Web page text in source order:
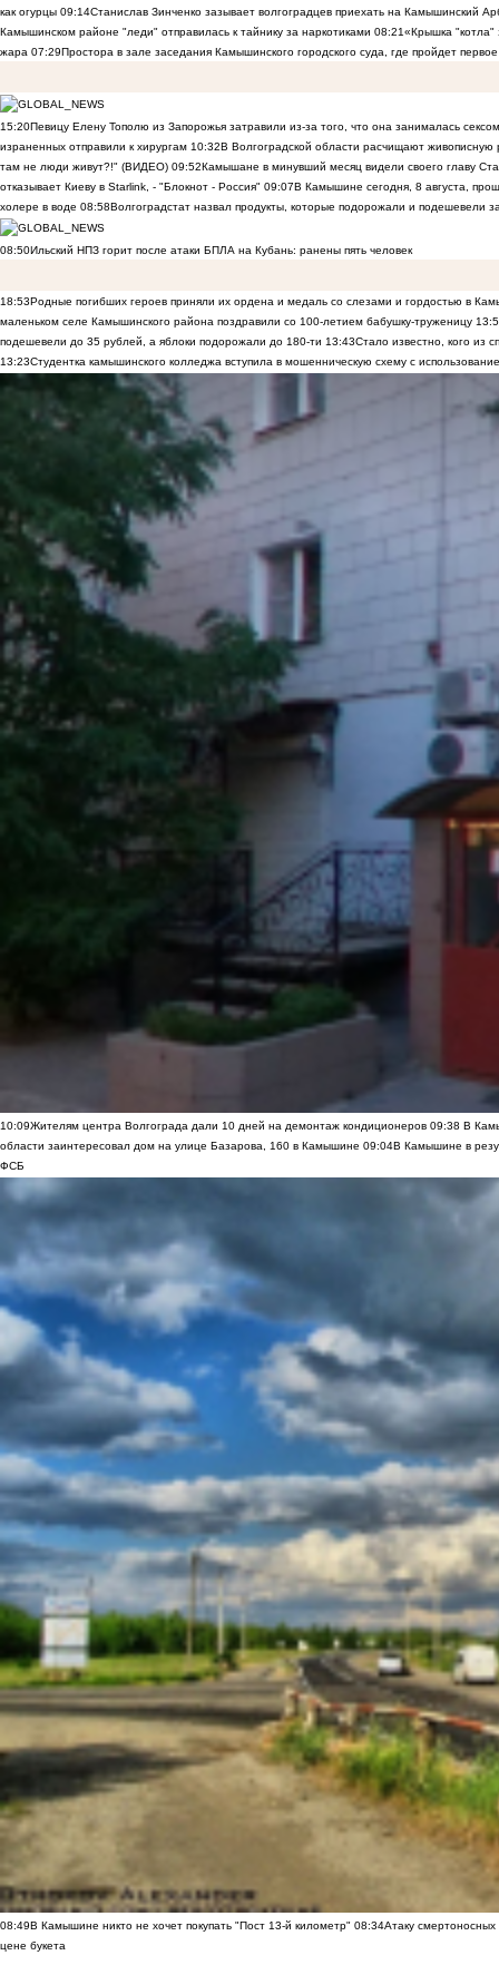
как огурцы 09:14Станислав Зинченко зазывает волгоградцев приехать на Камышинский
Камышинском районе "леди" отправилась к тайнику за наркотиками 08:21«Крышка "котла"
жара 07:29Простора в зале заседания Камышинского городского суда, где пройдет
15:20Певицу Елену Тополю из Запорожья затравили из-за того, что она занималась
израненных отправили к хирургам 10:32В Волгоградской области расчищают
там не люди живут?!" (ВИДЕО) 09:52Камышане в минувший месяц видели своего главу
отказывает Киеву в Starlink, - "Блокнот - Россия" 09:07В Камышине сегодня, 8 августа,
холере в воде 08:58Волгоградстат назвал продукты, которые подорожали и подешевели
08:50Ильский НПЗ горит после атаки БПЛА на Кубань: ранены пять человек
18:53Родные погибших героев приняли их ордена и медаль со слезами и гордостью в
маленьком селе Камышинского района поздравили со 100-летием бабушку-труженицу
подешевели до 35 рублей, а яблоки подорожали до 180-ти 13:43Стало известно, кого из
13:23Студентка камышинского колледжа вступила в мошенническую схему с
10:09Жителям центра Волгограда дали 10 дней на демонтаж кондиционеров 09:38 В
области заинтересовал дом на улице Базарова, 160 в Камышине 09:04В Камышине в
ФСБ
08:49В Камышине никто не хочет покупать "Пост 13-й километр" 08:34Атаку
цене букета